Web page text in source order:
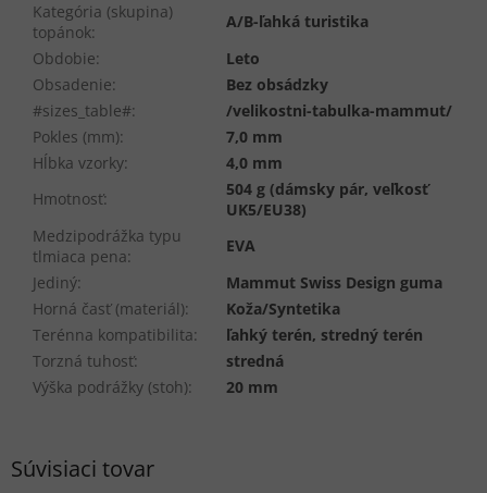
Súvisiaci tovar
Kategória (skupina)
topánok:
A/B-ľahká turistika
Obdobie:
Leto
Obsadenie:
Bez obsádzky
#sizes_table#:
/velikostni-tabulka-mammut/
Pokles (mm):
7,0 mm
Hĺbka vzorky:
4,0 mm
Hmotnosť:
504 g (dámsky pár, veľkosť
UK5/EU38)
Medzipodrážka typu
tlmiaca pena:
EVA
Jediný:
Mammut Swiss Design guma
Horná časť (materiál):
Koža/Syntetika
Terénna kompatibilita:
ľahký terén, stredný terén
Torzná tuhosť:
stredná
Výška podrážky (stoh): 20 mm